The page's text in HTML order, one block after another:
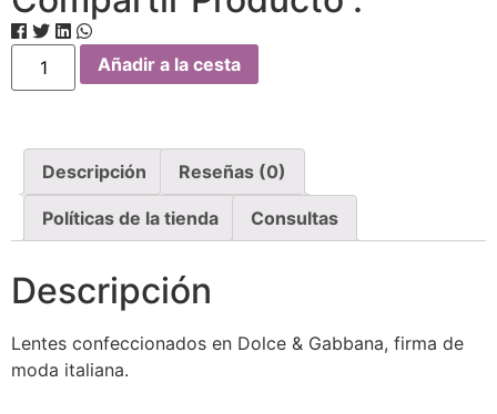
Añadir a la cesta
Descripción Reseñas (0)
Políticas de la tienda Consultas
Descripción
Lentes confeccionados en Dolce & Gabbana, firma de
moda italiana.